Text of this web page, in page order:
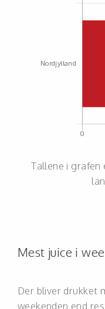
Tallene i grafen
Mest juice i
Der bliver drukket
weekenden end